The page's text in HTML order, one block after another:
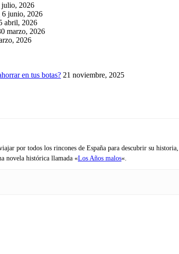
julio, 2026
6 junio, 2026
abril, 2026
marzo, 2026
2026
en tus botas? 21 noviembre, 2025
por todos los rincones de España para descubrir su
novela histórica llamada «Los Años malos«.